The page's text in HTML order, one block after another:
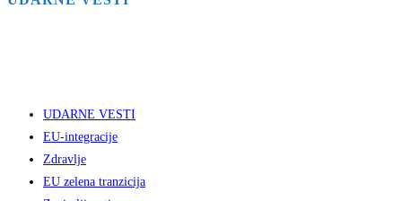
UDARNE VESTI
EU-integracije
Zdravlje
EU zelena tranzicija